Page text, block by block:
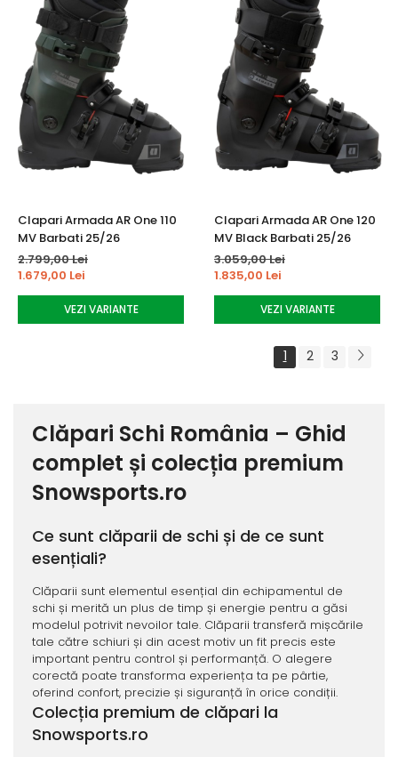
Clapari Armada AR One 110
MV Barbati 25/26
2.799,00 Lei
1.679,00 Lei
VEZI VARIANTE
Clapari Armada AR One 120
MV Black Barbati 25/26
3.059,00 Lei
1.835,00 Lei
VEZI VARIANTE
1 2 3
Clăpari Schi România – Ghid
complet și colecția premium
Snowsports.ro
Ce sunt clăparii de schi și de ce sunt
esențiali?
Clăparii sunt elementul esențial din echipamentul de
schi și merită un plus de timp și energie pentru a găsi
modelul potrivit nevoilor tale. Clăparii transferă mișcările
tale către schiuri și din acest motiv un fit precis este
important pentru control și performanță. O alegere
corectă poate transforma experiența ta pe pârtie,
oferind confort, precizie și siguranță în orice condiții.
Colecția premium de clăpari la
Snowsports.ro